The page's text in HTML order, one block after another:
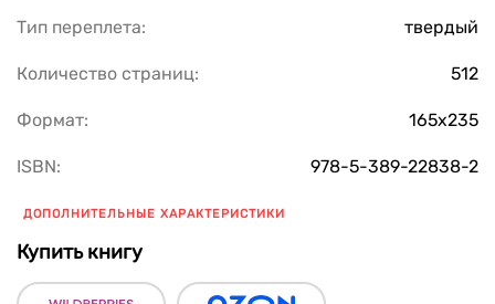
Тип переплета: твердый
Количество страниц: 512
Формат: 165х235
ISBN: 978-5-389-22838-2
ДОПОЛНИТЕЛЬНЫЕ ХАРАКТЕРИСТИКИ
Купить книгу